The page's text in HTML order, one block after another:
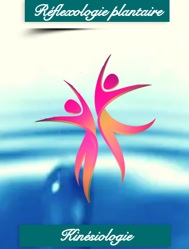
Réflexologie plantaire
Kinésiologie